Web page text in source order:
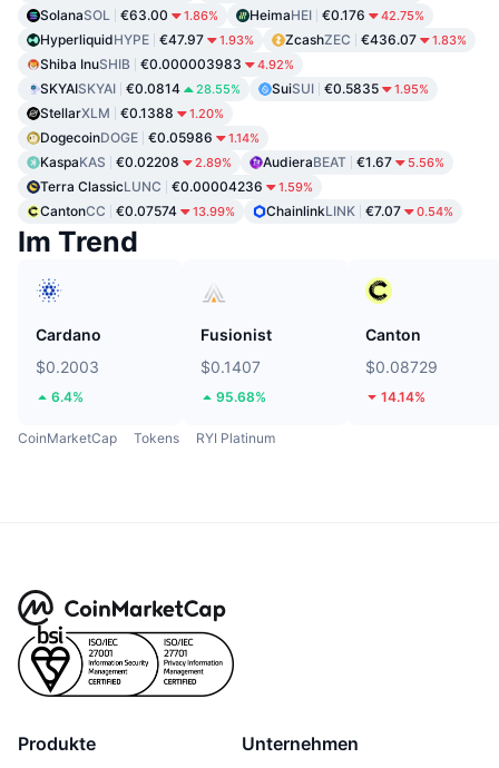
SolanaSOL €63.00 1.86% HeimaHEI €0.176 42.75%
HyperliquidHYPE €47.97 1.93% ZcashZEC €436.07 1.83%
Shiba InuSHIB €0.000003983 4.92%
SKYAISKYAI €0.0814 28.55% SuiSUI €0.5835 1.95%
StellarXLM €0.1388 1.20%
DogecoinDOGE €0.05986 1.14%
KaspaKAS €0.02208 2.89% AudieraBEAT €1.67 5.56%
Terra ClassicLUNC €0.00004236 1.59%
CantonCC €0.07574 13.99% ChainlinkLINK €7.07 0.54%
Im Trend
Cardano
$0.2003
6.4%
Fusionist
$0.1407
95.68%
Canton
$0.08729
14.14%
CoinMarketCap Tokens RYI Platinum
Produkte Unternehmen